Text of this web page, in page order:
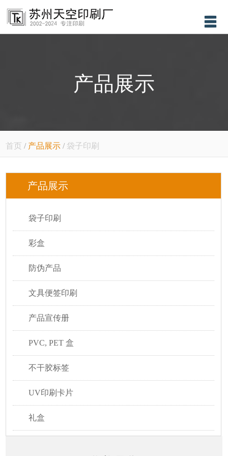
首页
设备展示
产品展示
首页 / 产品展示 / 袋子印刷
产品展示
袋子印刷
彩盒
防伪产品
文具便签印刷
产品宣传册
PVC, PET 盒
不干胶标签
UV印刷卡片
礼盒